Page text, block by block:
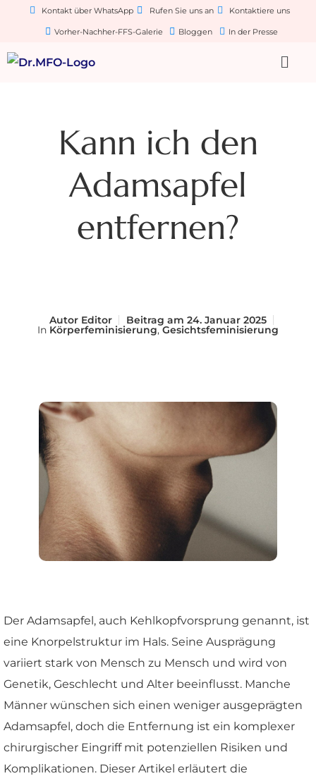
Kontakt über WhatsApp Rufen Sie uns an Kontaktiere uns
Vorher-Nachher-FFS-Galerie Bloggen In der Presse
Kann ich den
Adamsapfel
entfernen?
Autor Editor Beitrag am 24. Januar 2025
In Körperfeminisierung, Gesichtsfeminisierung
Der Adamsapfel, auch Kehlkopfvorsprung genannt, ist
eine Knorpelstruktur im Hals. Seine Ausprägung
variiert stark von Mensch zu Mensch und wird von
Genetik, Geschlecht und Alter beeinflusst. Manche
Männer wünschen sich einen weniger ausgeprägten
Adamsapfel, doch die Entfernung ist ein komplexer
chirurgischer Eingriff mit potenziellen Risiken und
Komplikationen. Dieser Artikel erläutert die